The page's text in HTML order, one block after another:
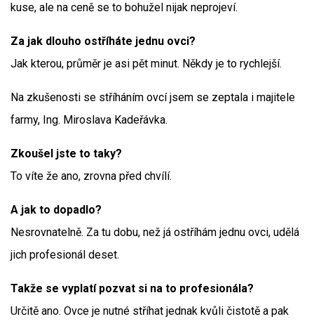
kuse, ale na ceně se to bohužel nijak neprojeví.
Za jak dlouho ostříháte jednu ovci?
Jak kterou, průměr je asi pět minut. Někdy je to rychlejší.
Na zkušenosti se stříháním ovcí jsem se zeptala i majitele
farmy, Ing. Miroslava Kadeřávka.
Zkoušel jste to taky?
To víte že ano, zrovna před chvílí.
A jak to dopadlo?
Nesrovnatelně. Za tu dobu, než já ostříhám jednu ovci, udělá
jich profesionál deset.
Takže se vyplatí pozvat si na to profesionála?
Určitě ano. Ovce je nutné stříhat jednak kvůli čistotě a pak